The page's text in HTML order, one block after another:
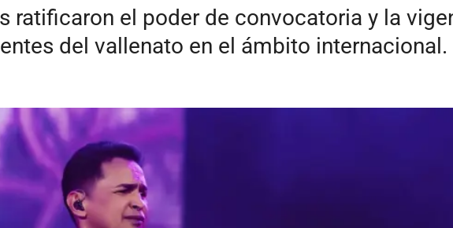
ratificaron el poder de convocatoria y la
del vallenato en el ámbito internacional.